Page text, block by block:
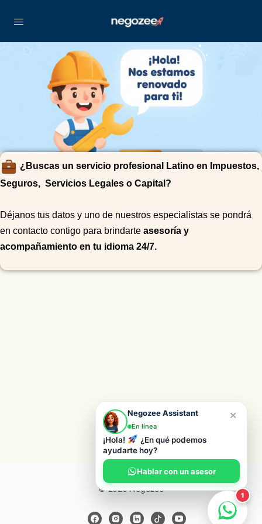
¿Buscas un servicio profesional Latino en Impuestos,
Seguros, Servicios Legales o Capital?
Déjanos tus datos y uno de nuestros especialistas se pondrá
en contacto contigo para brindarte asesoría y
acompañamiento en tu idioma 24/7.
© 2026 Negozee
×
Negozee Assistant
En línea
¡Hola!
¿En qué podemos
ayudarte hoy?
Hablar con un asesor
1